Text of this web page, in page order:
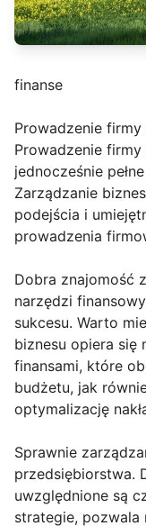
finanse
Prowadzenie
Prowadzenie
jednocześnie
Zarządzanie
podejścia i
prowadzenia
Dobra znajomość
narzędzi
sukcesu. Warto
biznesu opiera się
finansami, które
budżetu, jak
optymalizację
Sprawnie
przedsiębiorstwa.
uwzględnione są
strategie, pozwala